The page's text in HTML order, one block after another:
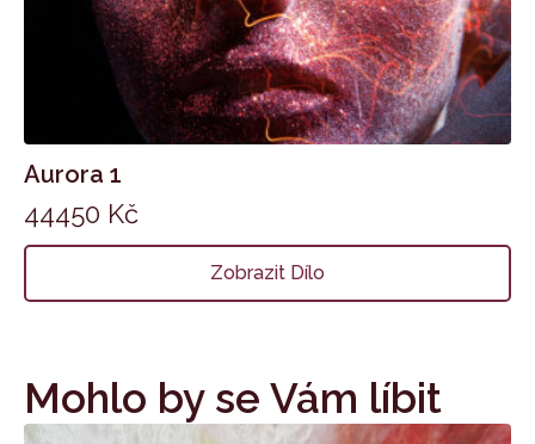
Aurora 1
44450 Kč
Zobrazit Dílo
Mohlo by se Vám líbit